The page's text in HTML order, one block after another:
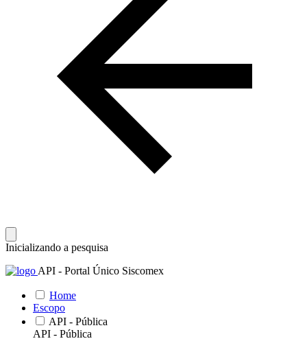
Inicializando a pesquisa
API - Portal Único Siscomex
Home
Escopo
API - Pública
API - Pública